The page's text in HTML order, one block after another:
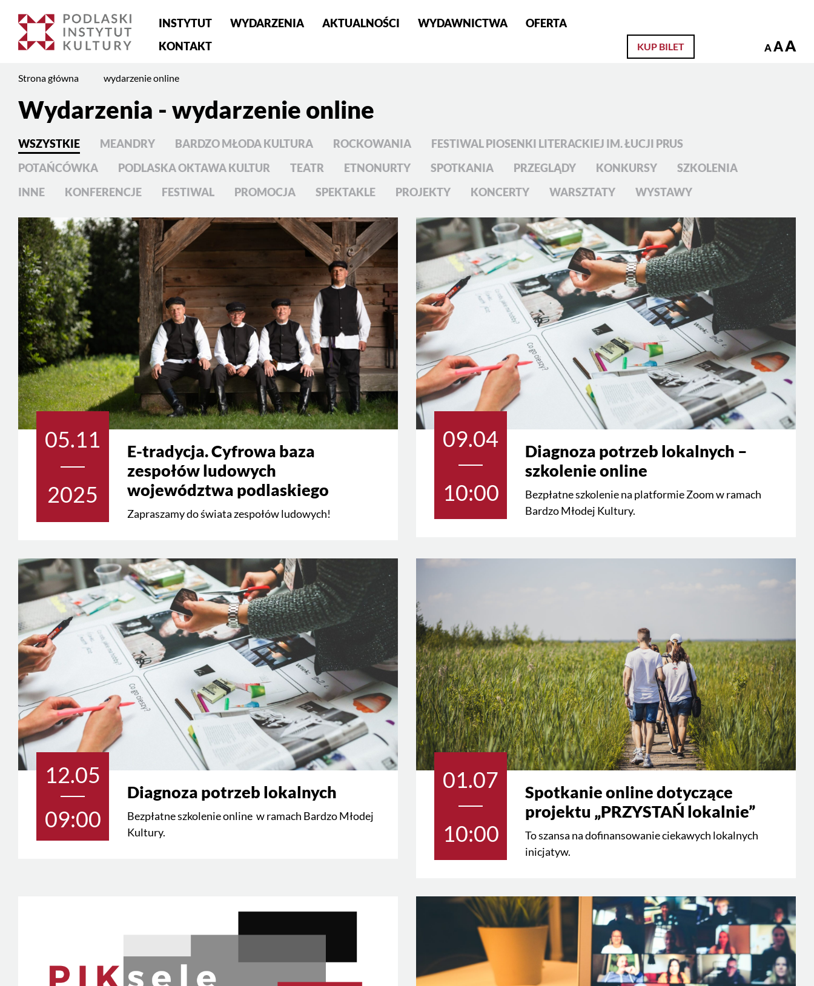
stronie:
wydarzenie
Szukaj
Menu
główne
INSTYTUT WYDARZENIA AKTUALNOŚCI WYDAWNICTWA
OFERTA
KONTAKT
KUP BILET AAA
Strona główna wydarzenie online
Wydarzenia - wydarzenie online
WSZYSTKIE MEANDRY BARDZO MŁODA KULTURA ROCKOWANIA
FESTIWAL PIOSENKI LITERACKIEJ IM. ŁUCJI PRUS
POTAŃCÓWKA
PODLASKA OKTAWA KULTUR TEATR ETNONURTY SPOTKANIA PRZEGLĄDY KONKURSY
SZKOLENIA
INNE
KONFERENCJE FESTIWAL PROMOCJA SPEKTAKLE PROJEKTY KONCERTY WARSZTATY WYSTAWY
05.11
2025
E-tradycja. Cyfrowa baza
zespołów ludowych
województwa podlaskiego
Zapraszamy do świata zespołów ludowych!
09.04
10:00
Diagnoza potrzeb lokalnych –
szkolenie online
Bezpłatne szkolenie na platformie Zoom w ramach
Bardzo Młodej Kultury.
12.05
09:00
Diagnoza potrzeb lokalnych
Bezpłatne szkolenie online w ramach Bardzo Młodej
Kultury.
01.07
10:00
Spotkanie online dotyczące
projektu „PRZYSTAŃ lokalnie”
To szansa na dofinansowanie ciekawych lokalnych
inicjatyw.